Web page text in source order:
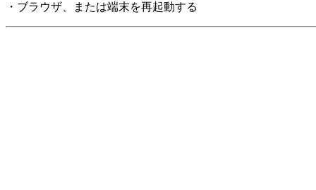
・ブラウザ、または端末を再起動する